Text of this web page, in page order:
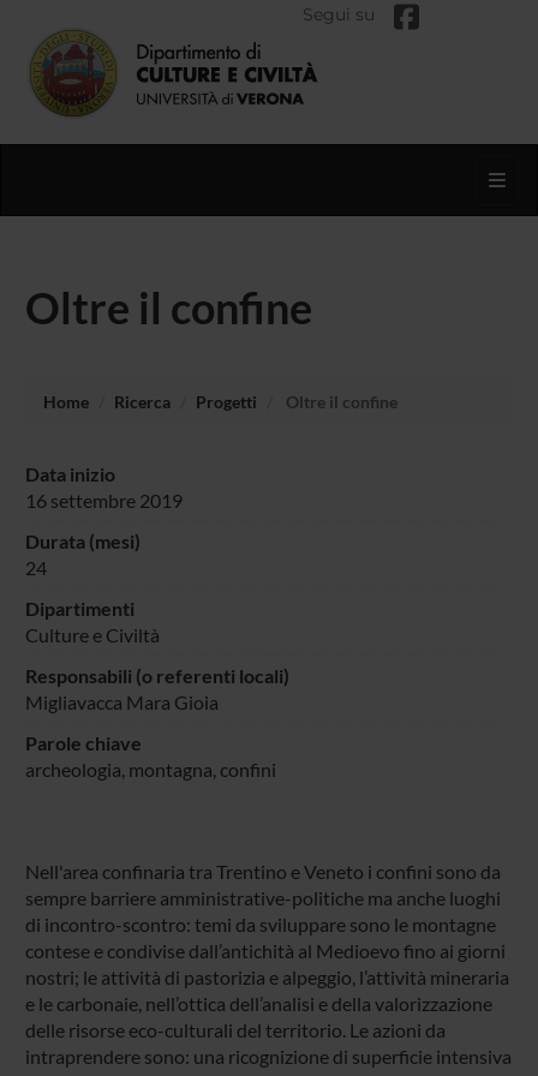
Segui su
Oltre il confine
Home Ricerca Progetti Oltre il confine
Data inizio
16 settembre 2019
Durata (mesi)
24
Dipartimenti
Culture e Civiltà
Responsabili (o referenti locali)
Migliavacca Mara Gioia
Parole chiave
archeologia, montagna, confini
Nell'area confinaria tra Trentino e Veneto i confini sono da
sempre barriere amministrative-politiche ma anche luoghi
di incontro-scontro: temi da sviluppare sono le montagne
contese e condivise dall’antichità al Medioevo fino ai giorni
nostri; le attività di pastorizia e alpeggio, l’attività mineraria
e le carbonaie, nell’ottica dell’analisi e della valorizzazione
delle risorse eco-culturali del territorio. Le azioni da
intraprendere sono: una ricognizione di superficie intensiva